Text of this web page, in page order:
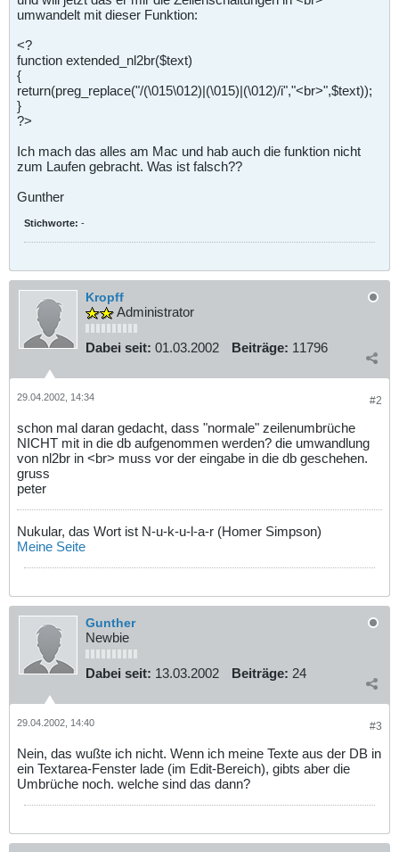
umwandelt mit dieser Funktion:
<?
function extended_nl2br($text)
{
return(preg_replace("/(\015\012)|(\015)|(\012)/i","<br>",$text));
}
?>
Ich mach das alles am Mac und hab auch die funktion nicht
zum Laufen gebracht. Was ist falsch??
Gunther
Stichworte: -
Kropff
Administrator
Dabei seit: 01.03.2002 Beiträge: 11796
#2
29.04.2002, 14:34
schon mal daran gedacht, dass "normale" zeilenumbrüche
NICHT mit in die db aufgenommen werden? die umwandlung
von nl2br in <br> muss vor der eingabe in die db geschehen.
gruss
peter
Nukular, das Wort ist N-u-k-u-l-a-r (Homer Simpson)
Meine Seite
Gunther
Newbie
Dabei seit: 13.03.2002 Beiträge: 24
#3
29.04.2002, 14:40
Nein, das wußte ich nicht. Wenn ich meine Texte aus der DB in
ein Textarea-Fenster lade (im Edit-Bereich), gibts aber die
Umbrüche noch. welche sind das dann?